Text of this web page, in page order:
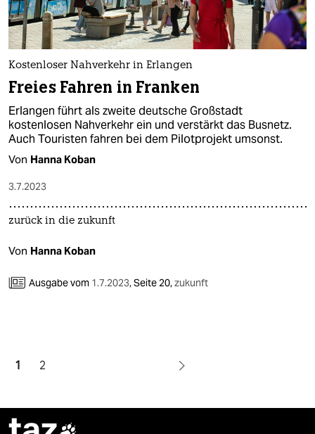
Kostenloser Nahverkehr in Erlangen
Freies Fahren in Franken
Erlangen führt als zweite deutsche Großstadt
kostenlosen Nahverkehr ein und verstärkt das Busnetz.
Auch Touristen fahren bei dem Pilotprojekt umsonst.
Von Hanna Koban
3.7.2023
zurück in die zukunft
Von Hanna Koban
Ausgabe vom 1.7.2023,Seite 20,zukunft
1 2